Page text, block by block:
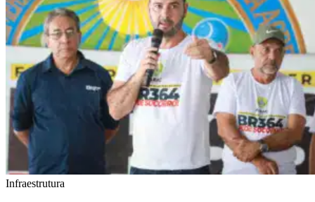
Infraestrutura